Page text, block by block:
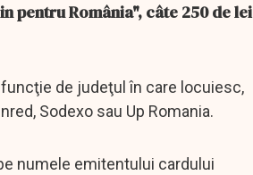
pentru România", câte 250 de lei
de judeţul în care locuiesc,
Sodexo sau Up Romania.
numele emitentului cardului